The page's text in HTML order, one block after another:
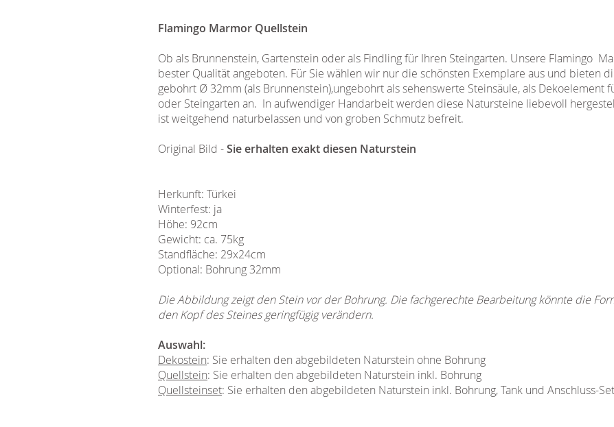
Flamingo Marmor Quellstein
Ob als Brunnenstein, Gartenstein oder als Findling für Ihren Steingarten. Unsere Flamingo
bester Qualität angeboten. Für Sie wählen wir nur die schönsten Exemplare aus und bieten
gebohrt Ø 32mm (als Brunnenstein),ungebohrt als sehenswerte Steinsäule, als Dekoelement
oder Steingarten an. In aufwendiger Handarbeit werden diese Natursteine liebevoll
ist weitgehend naturbelassen und von groben Schmutz befreit.
Original Bild -Sie erhalten exakt diesen Naturstein
Herkunft: Türkei
Winterfest: ja
Höhe: 92cm
Gewicht: ca. 75kg
Standfläche: 29x24cm
Optional: Bohrung 32mm
Die Abbildung zeigt den Stein vor der Bohrung. Die fachgerechte Bearbeitung könnte die
den Kopf des Steines geringfügig verändern.
Auswahl:
Dekostein: Sie erhalten den abgebildeten Naturstein ohne Bohrung
Quellstein: Sie erhalten den abgebildeten Naturstein inkl. Bohrung
Quellsteinset: Sie erhalten den abgebildeten Naturstein inkl. Bohrung, Tank und Anschluss-Set